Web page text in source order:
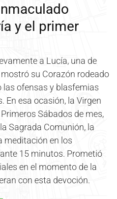
y el primer
a Lucía, una de
su Corazón rodeado
las ofensas y blasfemias
En esa ocasión, la Virgen
Sábados de mes,
Sagrada Comunión, la
meditación en los
15 minutos. Prometió
en el momento de la
con esta devoción.